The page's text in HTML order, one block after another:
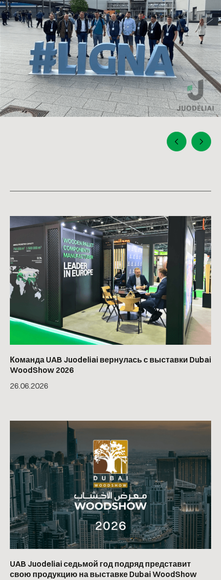
Команда UAB Juodeliai вернулась с выставки Dubai
WoodShow 2026
26.06.2026
UAB Juodeliai седьмой год подряд представит
свою продукцию на выставке Dubai WoodShow